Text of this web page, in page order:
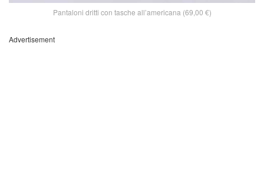
Pantaloni dritti con tasche all’americana (69,00 €)
Advertisement